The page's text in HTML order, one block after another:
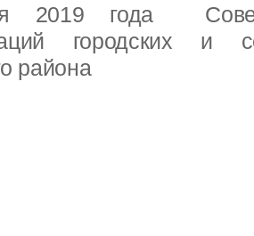
2019 года
городских и
района